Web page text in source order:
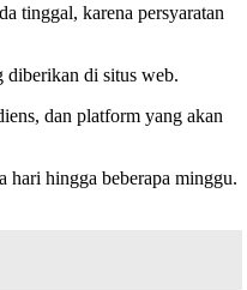
tinggal, karena persyaratan
diberikan di situs web.
dan platform yang akan
hari hingga beberapa minggu.